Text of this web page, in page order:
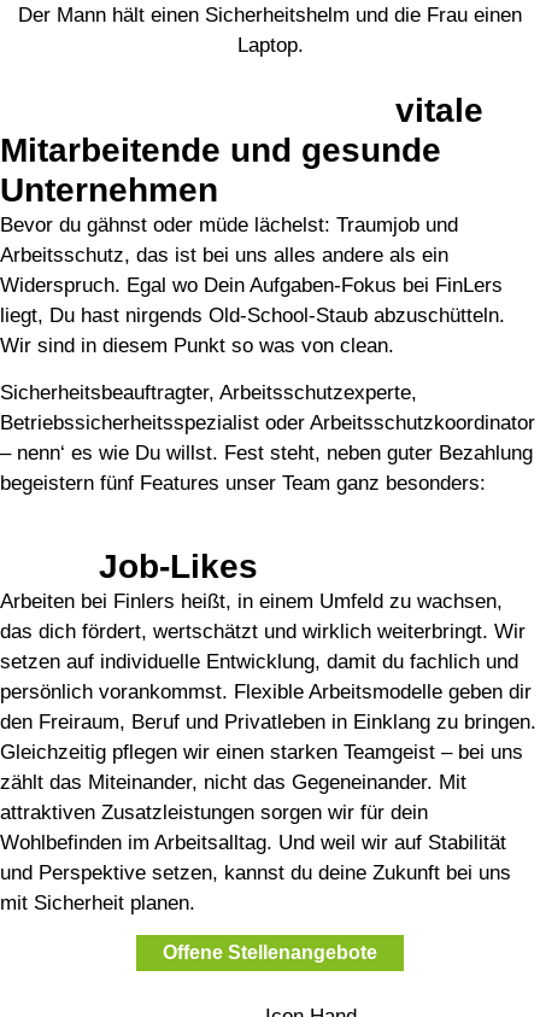
vitale
Mitarbeitende und gesunde
Unternehmen
Bevor du gähnst oder müde lächelst: Traumjob und
Arbeitsschutz, das ist bei uns alles andere als ein
Widerspruch. Egal wo Dein Aufgaben-Fokus bei FinLers
liegt, Du hast nirgends Old-School-Staub abzuschütteln.
Wir sind in diesem Punkt so was von clean.
Sicherheitsbeauftragter, Arbeitsschutzexperte,
Betriebssicherheitsspezialist oder Arbeitsschutzkoordinator
– nenn‘ es wie Du willst. Fest steht, neben guter Bezahlung
begeistern fünf Features unser Team ganz besonders:
Job-Likes
Arbeiten bei Finlers heißt, in einem Umfeld zu wachsen,
das dich fördert, wertschätzt und wirklich weiterbringt. Wir
setzen auf individuelle Entwicklung, damit du fachlich und
persönlich vorankommst. Flexible Arbeitsmodelle geben dir
den Freiraum, Beruf und Privatleben in Einklang zu bringen.
Gleichzeitig pflegen wir einen starken Teamgeist – bei uns
zählt das Miteinander, nicht das Gegeneinander. Mit
attraktiven Zusatzleistungen sorgen wir für dein
Wohlbefinden im Arbeitsalltag. Und weil wir auf Stabilität
und Perspektive setzen, kannst du deine Zukunft bei uns
mit Sicherheit planen.
Offene Stellenangebote